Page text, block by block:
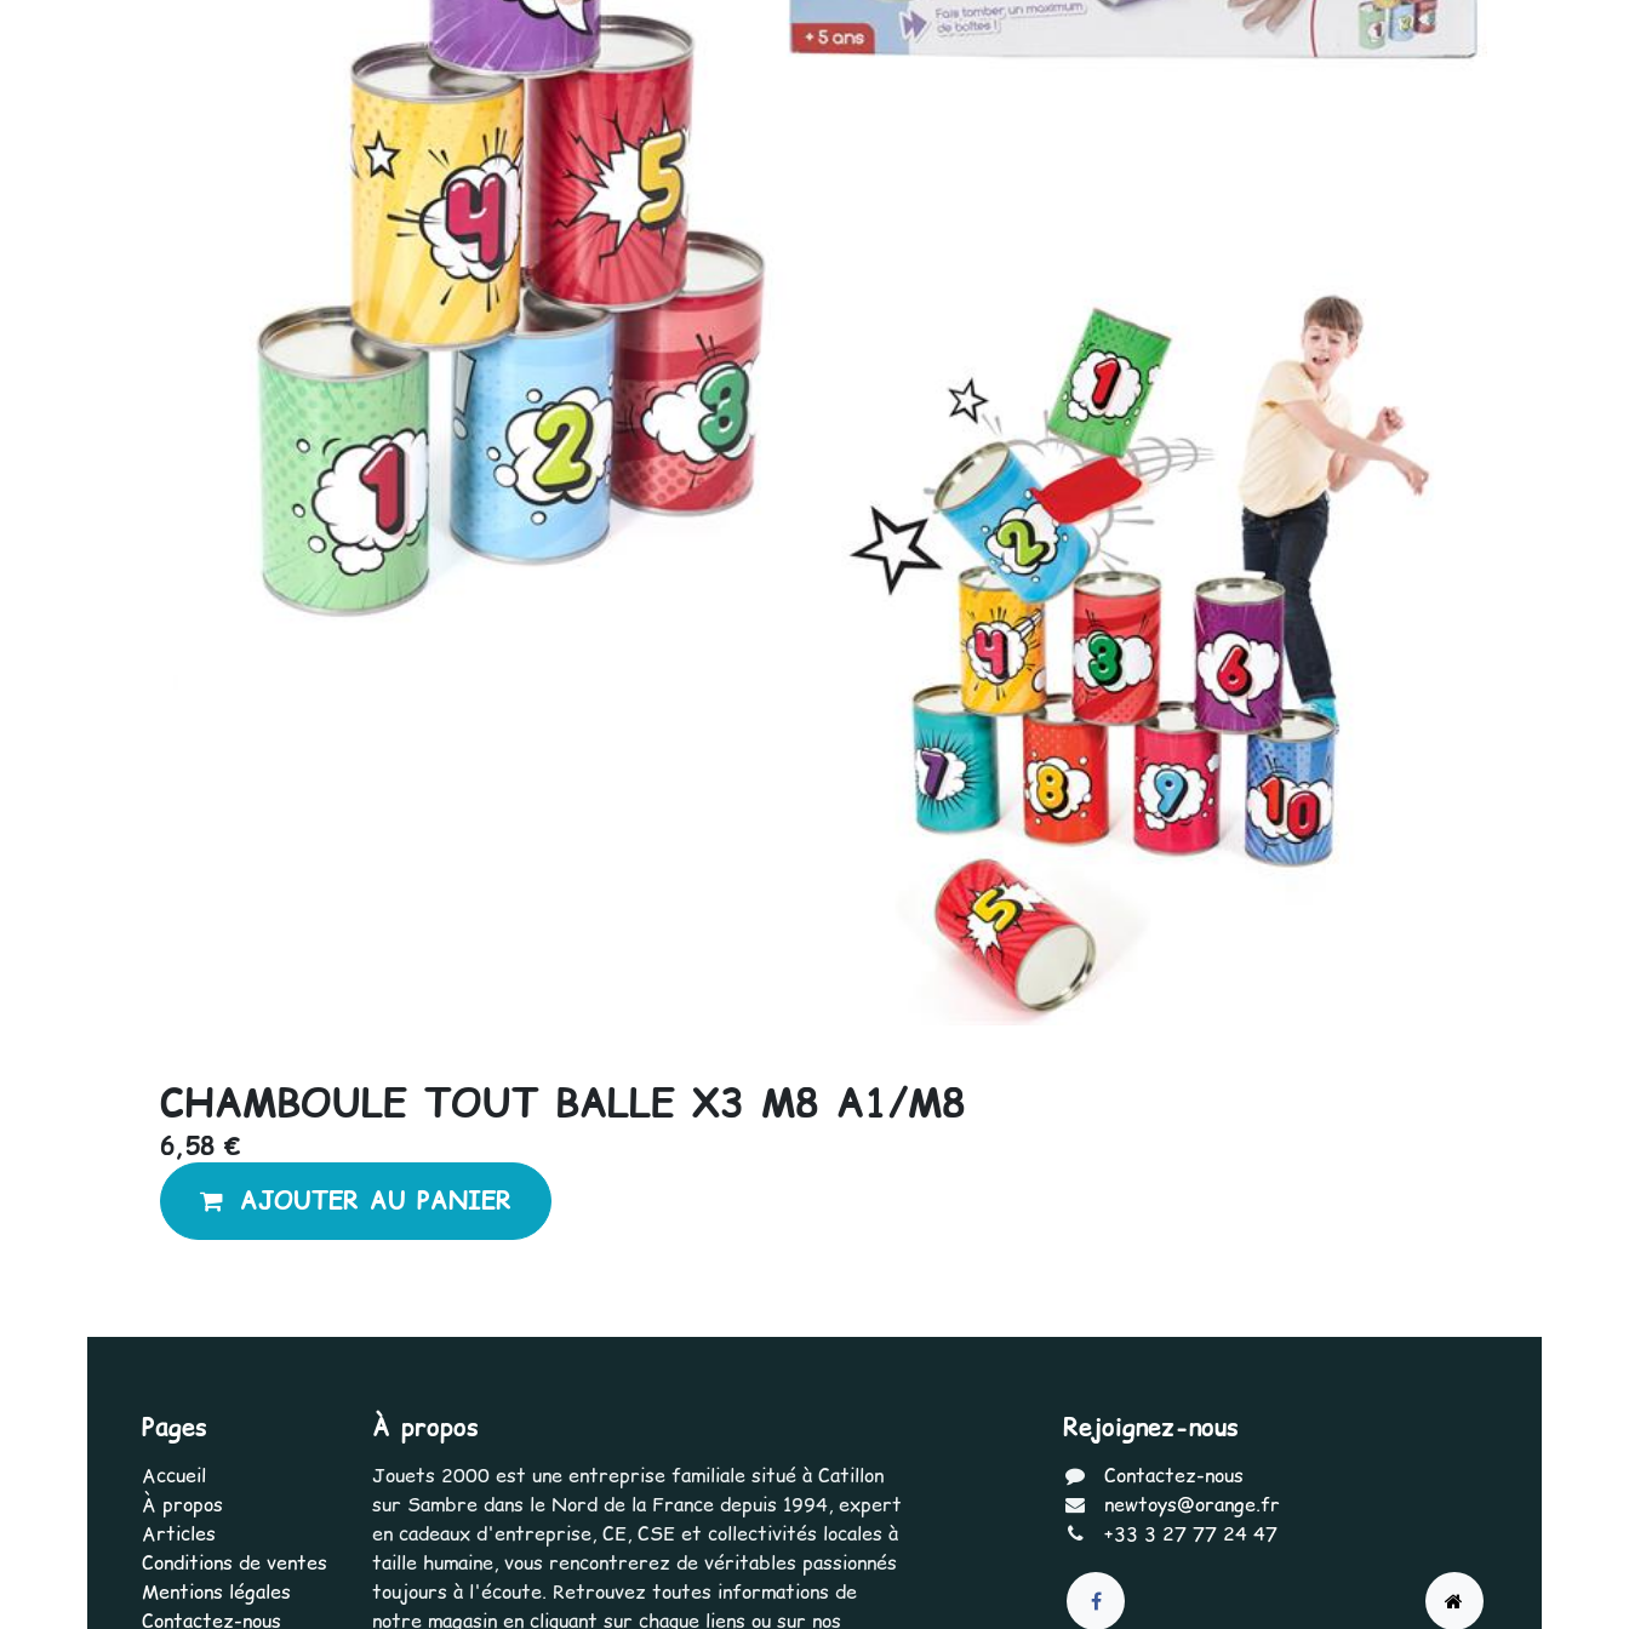
CHAMBOULE TOUT BALLE X3 M8 A1/M8
6,58 €
AJOUTER AU PANIER
Pages
Accueil
À propos
Articles
Conditions de ventes
Mentions légales
Contactez-nous
À propos
Jouets 2000 est une entreprise familiale situé à Catillon
sur Sambre dans le Nord de la France depuis 1994, expert
en cadeaux d'entreprise, CE, CSE et collectivités locales à
taille humaine, vous rencontrerez de véritables passionnés
toujours à l'écoute. Retrouvez toutes informations de
notre magasin en cliquant sur chaque liens ou sur nos
Rejoignez-nous
Contactez-nous
newtoys@orange.fr
+33 3 27 77 24 47